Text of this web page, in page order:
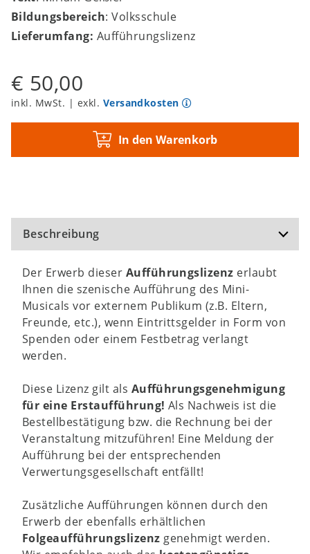
Bildungsbereich: Volksschule
Lieferumfang: Aufführungslizenz
€ 50,00
inkl. MwSt. | exkl. Versandkosten
In den Warenkorb
Beschreibung
Der Erwerb dieser Aufführungslizenz erlaubt
Ihnen die szenische Aufführung des Mini-
Musicals vor externem Publikum (z.B. Eltern,
Freunde, etc.), wenn Eintrittsgelder in Form von
Spenden oder einem Festbetrag verlangt
werden.
Diese Lizenz gilt als Aufführungsgenehmigung
für eine Erstaufführung! Als Nachweis ist die
Bestellbestätigung bzw. die Rechnung bei der
Veranstaltung mitzuführen! Eine Meldung der
Aufführung bei der entsprechenden
Verwertungsgesellschaft entfällt!
Zusätzliche Aufführungen können durch den
Erwerb der ebenfalls erhältlichen
Folgeaufführungslizenz genehmigt werden.